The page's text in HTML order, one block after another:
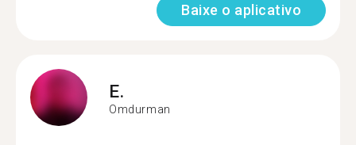
Baixe o aplicativo
E.
Omdurman